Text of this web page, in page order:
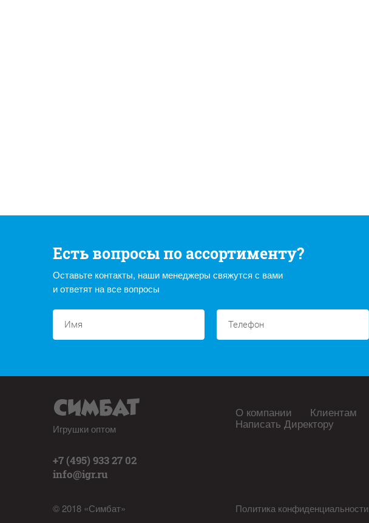
Есть вопросы по ассортименту?
Оставьте контакты, наши менеджеры свяжутся с вами
и ответят на все вопросы
Игрушки оптом
+7 (495) 933 27 02
info@igr.ru
© 2018 «Симбат»
О компании Клиентам
Написать Директору
Политика конфиденциальности